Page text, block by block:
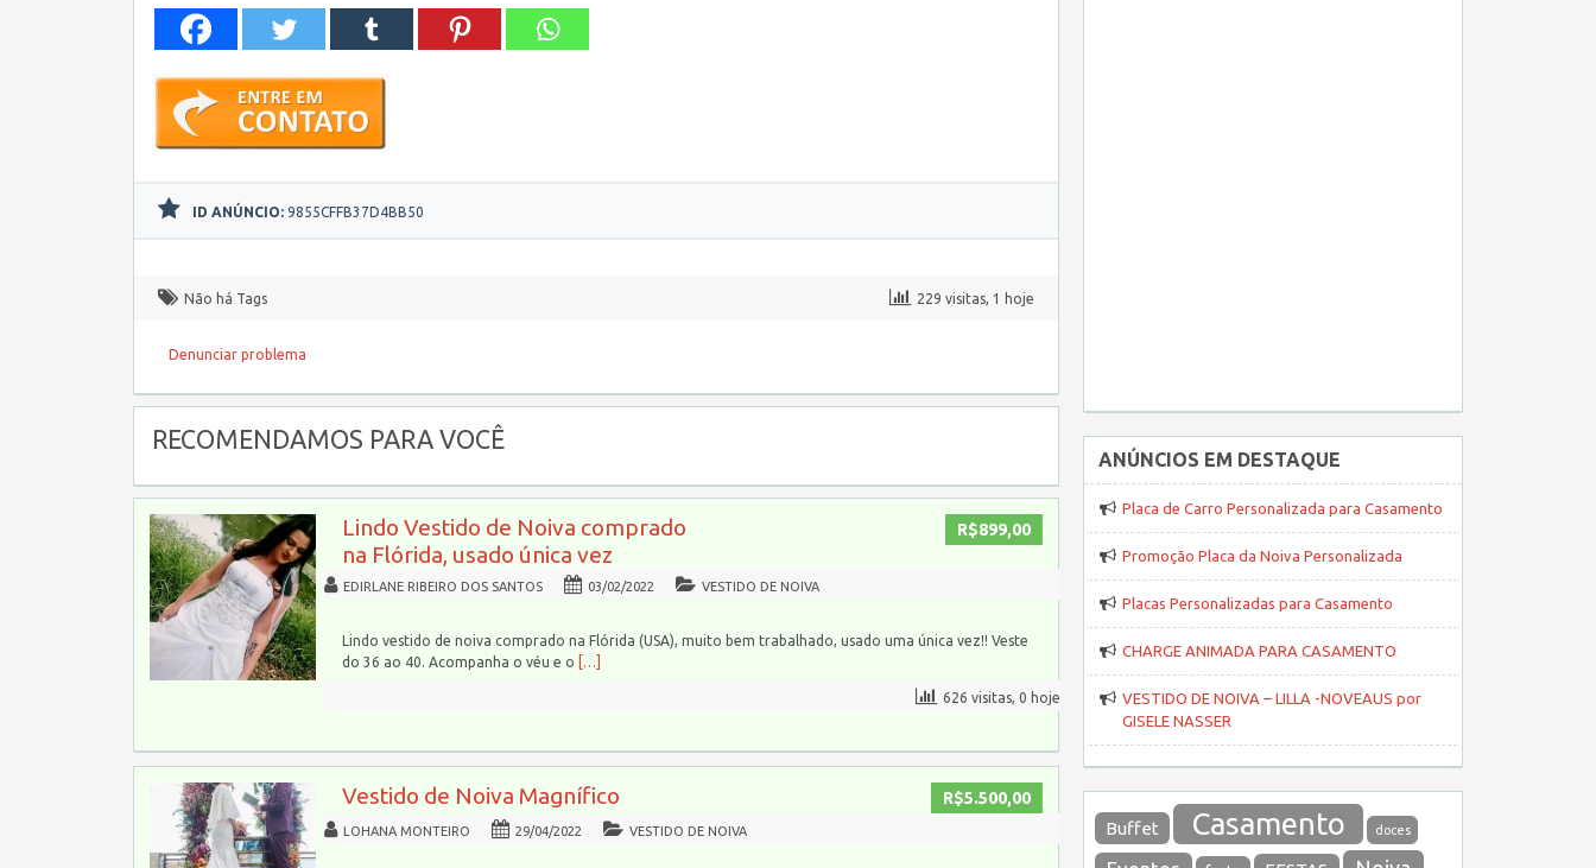
ID ANÚNCIO: 9855CFFB37D4BB50
Não há Tags 229 visitas, 1 hoje
Denunciar problema
RECOMENDAMOS PARA VOCÊ
R$899,00
Lindo Vestido de Noiva comprado
na Flórida, usado única vez
EDIRLANE RIBEIRO DOS SANTOS 03/02/2022 VESTIDO DE NOIVA
Lindo vestido de noiva comprado na Flórida (USA), muito bem trabalhado, usado uma única vez!! Veste
do 36 ao 40. Acompanha o véu e o […]
626 visitas, 0 hoje
R$5.500,00
Vestido de Noiva Magnífico
LOHANA MONTEIRO 29/04/2022 VESTIDO DE NOIVA
ANÚNCIOS EM DESTAQUE
Placa de Carro Personalizada para Casamento
Promoção Placa da Noiva Personalizada
Placas Personalizadas para Casamento
CHARGE ANIMADA PARA CASAMENTO
VESTIDO DE NOIVA – LILLA -NOVEAUS por
GISELE NASSER
Buffet Casamento doces